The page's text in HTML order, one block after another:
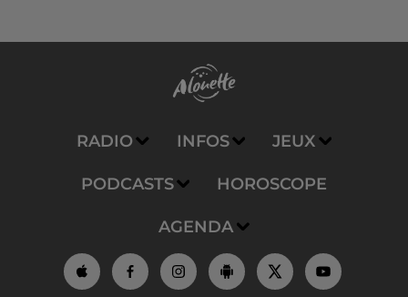
RADIO INFOS JEUX
PODCASTS HOROSCOPE
AGENDA